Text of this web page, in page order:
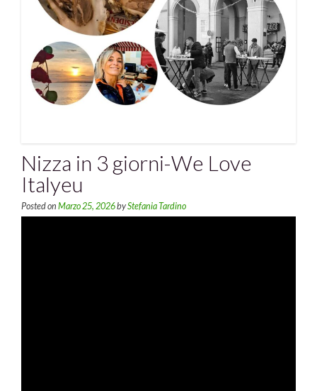
Nizza in 3 giorni-We Love
Italyeu
Posted on Marzo 25, 2026byStefania Tardino